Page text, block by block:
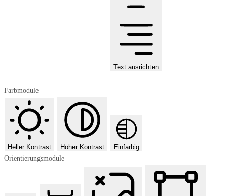
Text ausrichten
Farbmodule
Heller Kontrast Hoher Kontrast
Einfarbig
Orientierungsmodule